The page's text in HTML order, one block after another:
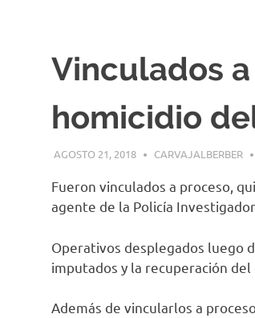
Vinculados
homicidio
AGOSTO 21, 2018 CARVAJALBERBER
Fueron vinculados a proceso,
agente de la Policía
Operativos desplegados luego
imputados y la recuperación
Además de vincularlos a